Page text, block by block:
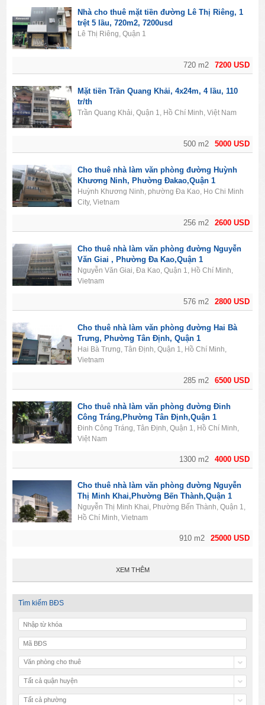
7200 USD
720 m2
Nhà cho thuê mặt tiền đường Lê Thị Riêng, 1
trệt 5 lầu, 720m2, 7200usd
Lê Thị Riêng, Quận 1
5000 USD
500 m2
Mặt tiền Trần Quang Khải, 4x24m, 4 lầu, 110
tr/th
Trần Quang Khải, Quận 1, Hồ Chí Minh, Việt Nam
2600 USD
256 m2
Cho thuê nhà làm văn phòng đường Huỳnh
Khương Ninh, Phường Đakao,Quận 1
Huỳnh Khương Ninh, phường Đa Kao, Ho Chi Minh
City, Vietnam
2800 USD
576 m2
Cho thuê nhà làm văn phòng đường Nguyễn
Văn Giai , Phường Đa Kao,Quận 1
Nguyễn Văn Giai, Đa Kao, Quận 1, Hồ Chí Minh,
Vietnam
6500 USD
285 m2
Cho thuê nhà làm văn phòng đường Hai Bà
Trưng, Phường Tân Định, Quận 1
Hai Bà Trưng, Tân Định, Quận 1, Hồ Chí Minh,
Vietnam
4000 USD
1300 m2
Cho thuê nhà làm văn phòng đường Đinh
Công Tráng,Phường Tân Định,Quận 1
Đinh Công Tráng, Tân Định, Quận 1, Hồ Chí Minh,
Việt Nam
25000 USD
910 m2
Cho thuê nhà làm văn phòng đường Nguyễn
Thị Minh Khai,Phường Bến Thành,Quận 1
Nguyễn Thị Minh Khai, Phường Bến Thành, Quận 1,
Hồ Chí Minh, Vietnam
XEM THÊM
Tìm kiếm BĐS
Văn phòng cho thuê
Tất cả quận huyện
Tất cả phường